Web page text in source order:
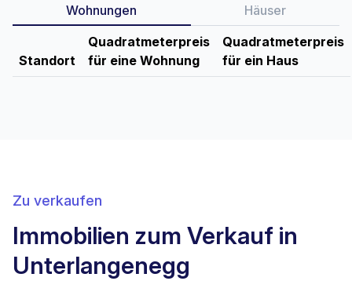
Wohnungen Häuser
Standort
Quadratmeterpreis
für eine Wohnung
Quadratmeterpreis
für ein Haus
Zu verkaufen
Immobilien zum Verkauf in
Unterlangenegg